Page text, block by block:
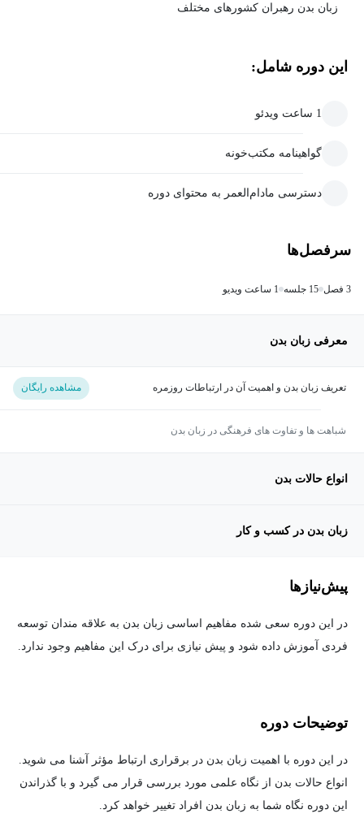
زبان بدن رهبران کشورهای مختلف
این دوره شامل:
1 ساعت ویدئو
گواهینامه مکتب‌خونه
دسترسی مادام‌العمر به محتوای دوره
سرفصل‌ها
3 فصل 15 جلسه 1 ساعت ویدیو
معرفی زبان بدن
تعریف زبان بدن و اهمیت آن در ارتباطات روزمره مشاهده رایگان
شباهت ها و تفاوت های فرهنگی در زبان بدن
انواع حالات بدن
زبان بدن در کسب و کار
پیش‌نیاز‌ها
در این دوره سعی شده مفاهیم اساسی زبان بدن به علاقه مندان توسعه
فردی آموزش داده شود و پیش نیازی برای درک این مفاهیم وجود ندارد.
توضیحات دوره
در این دوره با اهمیت زبان بدن در برقراری ارتباط مؤثر آشنا می شوید.
انواع حالات بدن از نگاه علمی مورد بررسی قرار می گیرد و با گذراندن
این دوره نگاه شما به زبان بدن افراد تغییر خواهد کرد.